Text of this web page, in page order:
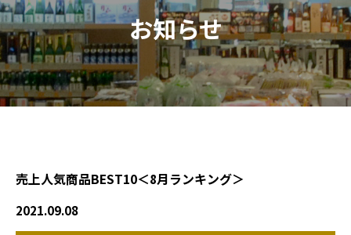
お知らせ
売上人気商品BEST10＜8月ランキング＞
2021.09.08